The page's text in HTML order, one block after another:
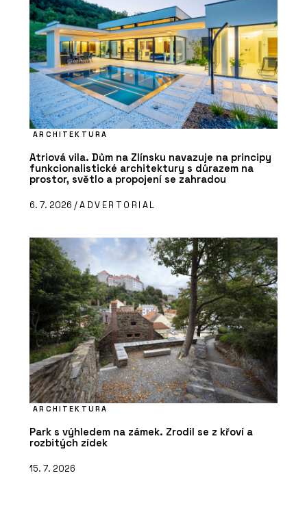
ARCHITEKTURA
Atriová vila. Dům na Zlínsku navazuje na principy
funkcionalistické architektury s důrazem na
prostor, světlo a propojení se zahradou
6. 7. 2026 /ADVERTORIAL
ARCHITEKTURA
Park s výhledem na zámek. Zrodil se z křoví a
rozbitých zídek
15. 7. 2026